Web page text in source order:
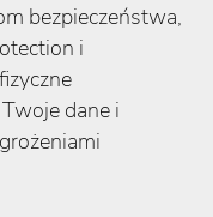
bezpieczeństwa,
i
dane i